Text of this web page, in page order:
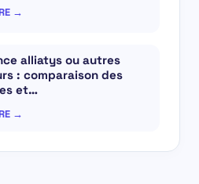
→
alliatys ou autres
: comparaison des
et…
→